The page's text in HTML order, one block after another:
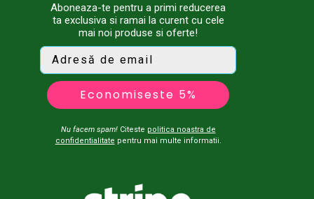
Aboneaza-te pentru a primi reducerea
ta exclusiva si ramai la curent cu cele
mai noi produse si oferte!
Economiseste 5%
Nu facem spam!Citeste politica noastra de
confidentialitate pentru mai multe informatii.